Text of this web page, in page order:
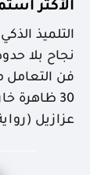
الأكثر
التلميذ الذكي
نجاح بلا
فن التعامل
30 ظاهرة خارقة حيرت العلماء
عزازيل